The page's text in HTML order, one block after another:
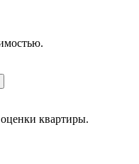
квартиры.